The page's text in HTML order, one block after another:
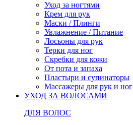
Уход за ногтями
Крем для рук
Маски / Плинги
Увлажнение / Питание
Лосьоны для рук
Терки для ног
Скребки для кожи
От пота и запаха
Пластыри и супинаторы
Массажеры для рук и ног
УХОД ЗА ВОЛОСАМИ
ДЛЯ ВОЛОС